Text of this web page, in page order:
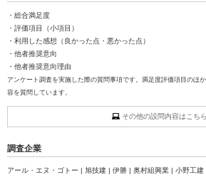
・総合満足度
・評価項目（小項目）
・利用した感想（良かった点・悪かった点）
・他者推奨意向
・他者推奨意向理由
アンケート調査を実施した際の質問事項です。満足度評価項目のほ
容を質問しています。
その他の設問内容はこちら
調査企業
アール・エヌ・ゴトー | 旭技建 | 伊勝 | 奥村組興業 | 小野工建